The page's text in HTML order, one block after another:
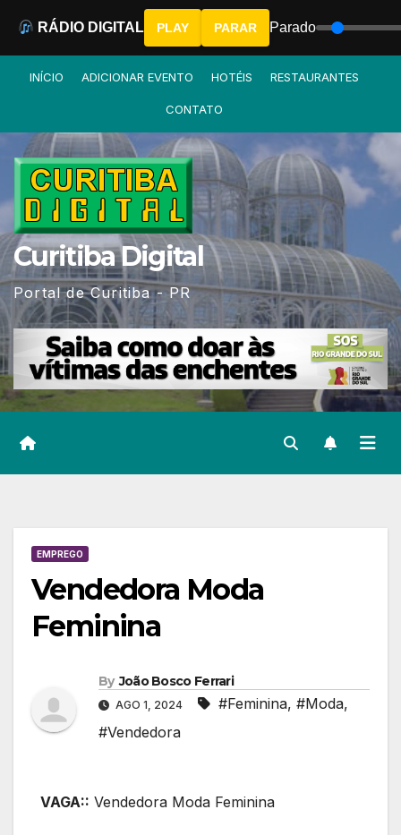
INÍCIO ADICIONAR EVENTO HOTÉIS RESTAURANTES
CONTATO
Curitiba Digital
Portal de Curitiba - PR
EMPREGO
Vendedora Moda
Feminina
By João Bosco Ferrari
AGO 1, 2024 #Feminina, #Moda,
#Vendedora
VAGA:: Vendedora Moda Feminina
RÁDIO DIGITAL PLAY PARAR Parado